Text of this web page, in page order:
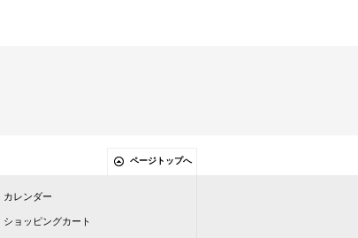
ページトップへ
カレンダー
ショッピングカート